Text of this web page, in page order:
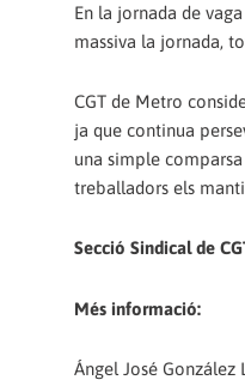
En la jornada de
massiva la jornada,
CGT de Metro
ja que continua
una simple
treballadors els
Secció Sindical de
Més informació:
Ángel José González